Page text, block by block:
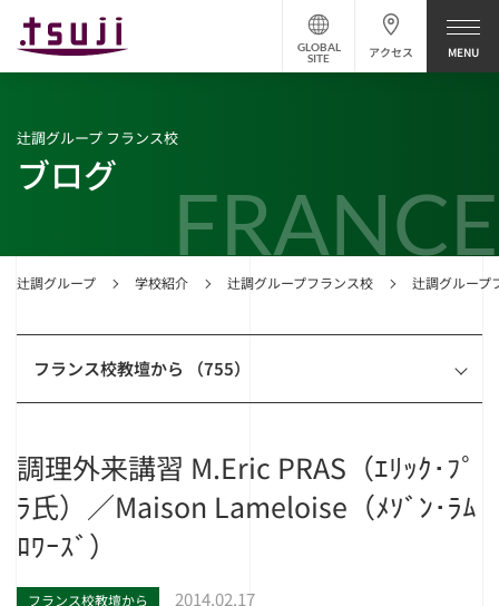
アクセス
GLOBAL
SITE
FRANCE
辻調グループ 学校紹介 辻調グループフランス校 辻調グループ
辻調グループ フランス校
ブログ
フランス校教壇から （755）
調理外来講習 M.Eric PRAS（ｴﾘｯｸ･ﾌﾟ
ﾗ氏）／Maison Lameloise（ﾒｿﾞﾝ･ﾗﾑ
ﾛﾜｰｽﾞ）
フランス校教壇から 2014.02.17